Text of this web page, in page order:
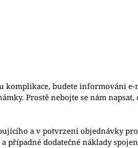
komplikace, budete informováni e-
Prostě nebojte se nám napsat,
a v potvrzení objednávky
dodatečné náklady